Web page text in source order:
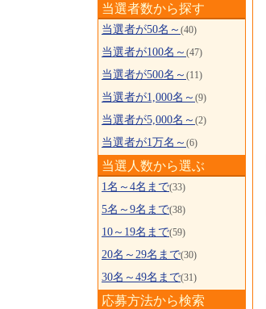
当選者数から探す
当選者が50名～ (40)
当選者が100名～ (47)
当選者が500名～ (11)
当選者が1,000名～ (9)
当選者が5,000名～ (2)
当選者が1万名～ (6)
当選人数から選ぶ
1名～4名まで(33)
5名～9名まで(38)
10～19名まで(59)
20名～29名まで(30)
30名～49名まで(31)
応募方法から検索